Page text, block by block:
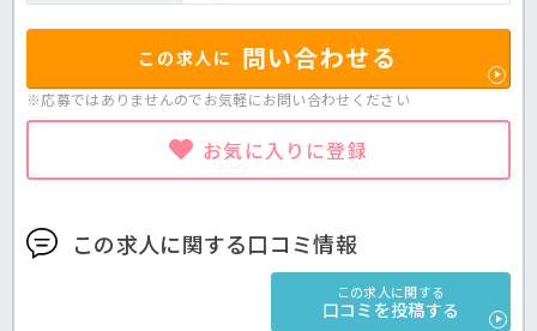
この求人に 問い合わせる
※応募ではありませんのでお気軽にお問い合わせください
お気に入りに登録
この求人に関する口コミ情報
この求人に関する
口コミを投稿する